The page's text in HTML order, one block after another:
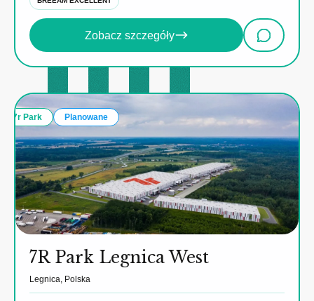
Zobacz szczegóły
7r Park Planowane
7R Park Legnica West
Legnica, Polska